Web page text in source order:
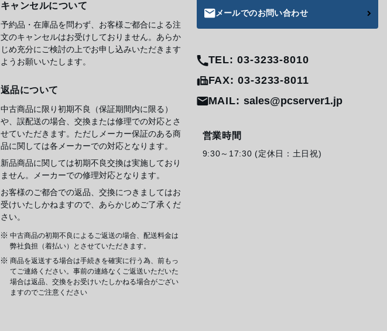
キャンセルについて
予約品・在庫品を問わず、お客様ご都合による注
文のキャンセルはお受けしておりません。あらか
じめ充分にご検討の上でお申し込みいただきます
ようお願いいたします。
返品について
中古商品に限り初期不良（保証期間内に限る）
や、誤配送の場合、交換または修理での対応とさ
せていただきます。ただしメーカー保証のある商
品に関しては各メーカーでの対応となります。
新品商品に関しては初期不良交換は実施しており
ません。メーカーでの修理対応となります。
お客様のご都合での返品、交換につきましてはお
受けいたしかねますので、あらかじめご了承くだ
さい。
中古商品の初期不良によるご返送の場合、配送料金は
弊社負担（着払い）とさせていただきます。
商品を返送する場合は手続きを確実に行う為、前もっ
てご連絡ください。事前の連絡なくご返送いただいた
場合は返品、交換をお受けいたしかねる場合がござい
ますのでご注意ください
メールでのお問い合わせ
TEL: 03-3233-8010
FAX: 03-3233-8011
MAIL: sales@pcserver1.jp
営業時間
9:30～17:30 (定休日：土日祝)